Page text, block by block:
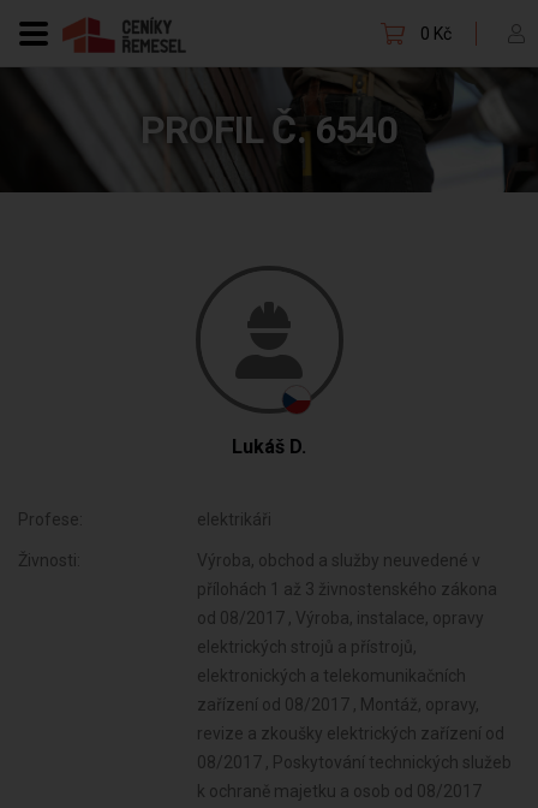
0 Kč
PROFIL Č. 6540
Lukáš D.
Profese: elektrikáři
Živnosti:
Výroba, obchod a služby neuvedené v
přílohách 1 až 3 živnostenského zákona
od 08/2017 , Výroba, instalace, opravy
elektrických strojů a přístrojů,
elektronických a telekomunikačních
zařízení od 08/2017 , Montáž, opravy,
revize a zkoušky elektrických zařízení od
08/2017 , Poskytování technických služeb
k ochraně majetku a osob od 08/2017